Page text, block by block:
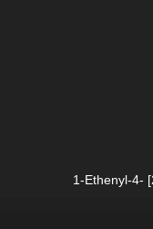
1-Ethenyl-4-